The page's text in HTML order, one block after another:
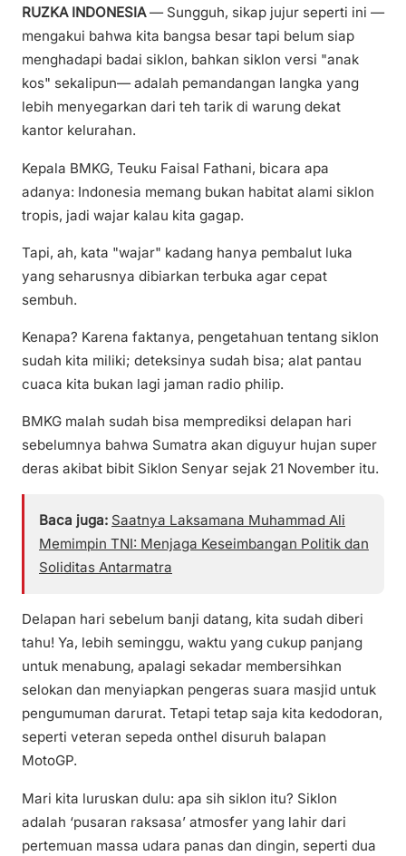
RUZKA INDONESIA— Sungguh, sikap jujur seperti ini —
mengakui bahwa kita bangsa besar tapi belum siap
menghadapi badai siklon, bahkan siklon versi "anak
kos" sekalipun— adalah pemandangan langka yang
lebih menyegarkan dari teh tarik di warung dekat
kantor kelurahan.
Kepala BMKG, Teuku Faisal Fathani, bicara apa
adanya: Indonesia memang bukan habitat alami siklon
tropis, jadi wajar kalau kita gagap.
Tapi, ah, kata "wajar" kadang hanya pembalut luka
yang seharusnya dibiarkan terbuka agar cepat
sembuh.
Kenapa? Karena faktanya, pengetahuan tentang siklon
sudah kita miliki; deteksinya sudah bisa; alat pantau
cuaca kita bukan lagi jaman radio philip.
BMKG malah sudah bisa memprediksi delapan hari
sebelumnya bahwa Sumatra akan diguyur hujan super
deras akibat bibit Siklon Senyar sejak 21 November itu.
Baca juga: Saatnya Laksamana Muhammad Ali
Memimpin TNI: Menjaga Keseimbangan Politik dan
Soliditas Antarmatra
Delapan hari sebelum banji datang, kita sudah diberi
tahu! Ya, lebih seminggu, waktu yang cukup panjang
untuk menabung, apalagi sekadar membersihkan
selokan dan menyiapkan pengeras suara masjid untuk
pengumuman darurat. Tetapi tetap saja kita kedodoran,
seperti veteran sepeda onthel disuruh balapan
MotoGP.
Mari kita luruskan dulu: apa sih siklon itu? Siklon
adalah ‘pusaran raksasa’ atmosfer yang lahir dari
pertemuan massa udara panas dan dingin, seperti dua